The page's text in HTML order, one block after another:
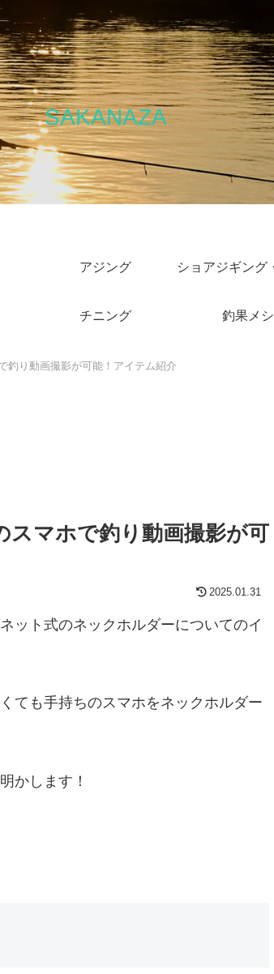
SAKANAZA
アジング
チニング 釣果メシ
釣り動画撮影が可能！アイテム紹介
マホで釣り動画撮影が可
2025.01.31
ット式のネックホルダーについてのイ
ても手持ちのスマホをネックホルダー
かします！